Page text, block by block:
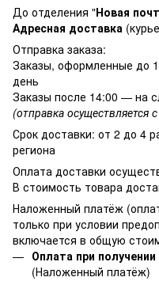
До отделения "Новая
Адресная доставка
Отправка заказа:
Заказы, оформленные до
день
Заказы после 14:00 — на
(отправка осуществляется
Срок доставки: от 2 до 4
региона
Оплата доставки
В стоимость товара
Наложенный платёж
только при условии
включается в общую
Оплата при получении
(Наложенный платёж)